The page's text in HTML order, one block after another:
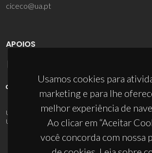
Usamos cookies para
marketing e para lhe
melhor experiência de
Ao clicar em “Aceitar
você concorda com nossa
ciceco@ua.pt
APOIOS
UID/PRR/50011/2025(DOI:10.54499/UID/PRR/
UID/PRR2/50011/2025(DOI: 10.54499/UID/PRR2/